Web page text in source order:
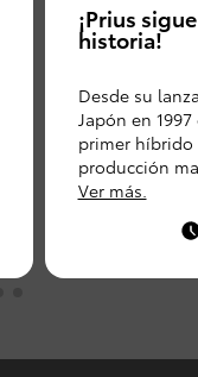
¡Prius
historia!
Desde su
Japón en
primer híbrido
producción
Prius ha sido
Ver más.